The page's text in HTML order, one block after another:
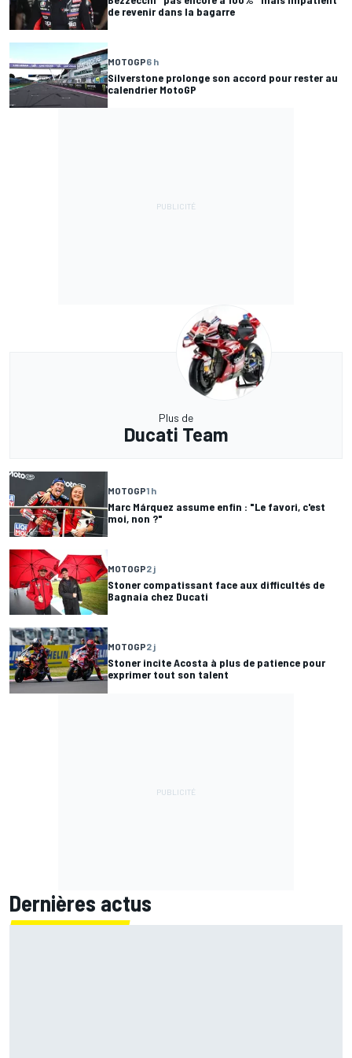
de revenir dans la bagarre
MOTOGP6 h
Silverstone prolonge son accord pour rester au
calendrier MotoGP
Plus de
Ducati Team
MOTOGP1 h
Marc Márquez assume enfin : "Le favori, c'est
moi, non ?"
MOTOGP2 j
Stoner compatissant face aux difficultés de
Bagnaia chez Ducati
MOTOGP2 j
Stoner incite Acosta à plus de patience pour
exprimer tout son talent
Dernières actus